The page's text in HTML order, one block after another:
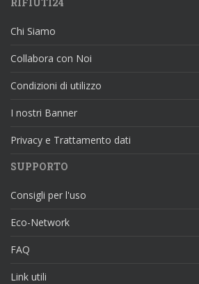
Chi Siamo
Collabora con Noi
Condizioni di utilizzo
I nostri Banner
Privacy e Trattamento dati
SUPPORTO
Consigli per l'uso
Eco-Network
FAQ
Link utili